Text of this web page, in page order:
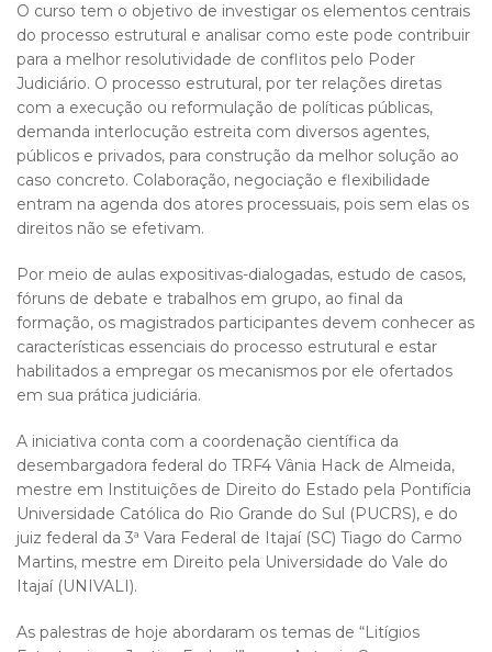
O curso tem o objetivo de investigar os elementos centrais
do processo estrutural e analisar como este pode contribuir
para a melhor resolutividade de conflitos pelo Poder
Judiciário. O processo estrutural, por ter relações diretas
com a execução ou reformulação de políticas públicas,
demanda interlocução estreita com diversos agentes,
públicos e privados, para construção da melhor solução ao
caso concreto. Colaboração, negociação e flexibilidade
entram na agenda dos atores processuais, pois sem elas os
direitos não se efetivam.
Por meio de aulas expositivas-dialogadas, estudo de casos,
fóruns de debate e trabalhos em grupo, ao final da
formação, os magistrados participantes devem conhecer as
características essenciais do processo estrutural e estar
habilitados a empregar os mecanismos por ele ofertados
em sua prática judiciária.
A iniciativa conta com a coordenação científica da
desembargadora federal do TRF4 Vânia Hack de Almeida,
mestre em Instituições de Direito do Estado pela Pontifícia
Universidade Católica do Rio Grande do Sul (PUCRS), e do
juiz federal da 3ª Vara Federal de Itajaí (SC) Tiago do Carmo
Martins, mestre em Direito pela Universidade do Vale do
Itajaí (UNIVALI).
As palestras de hoje abordaram os temas de “Litígios